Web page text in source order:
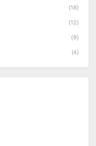
(18)
(12)
(8)
(4)